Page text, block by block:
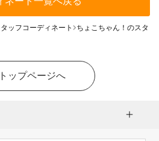
タッフコーディネート ちょこちゃん！のスタッ
トップページへ